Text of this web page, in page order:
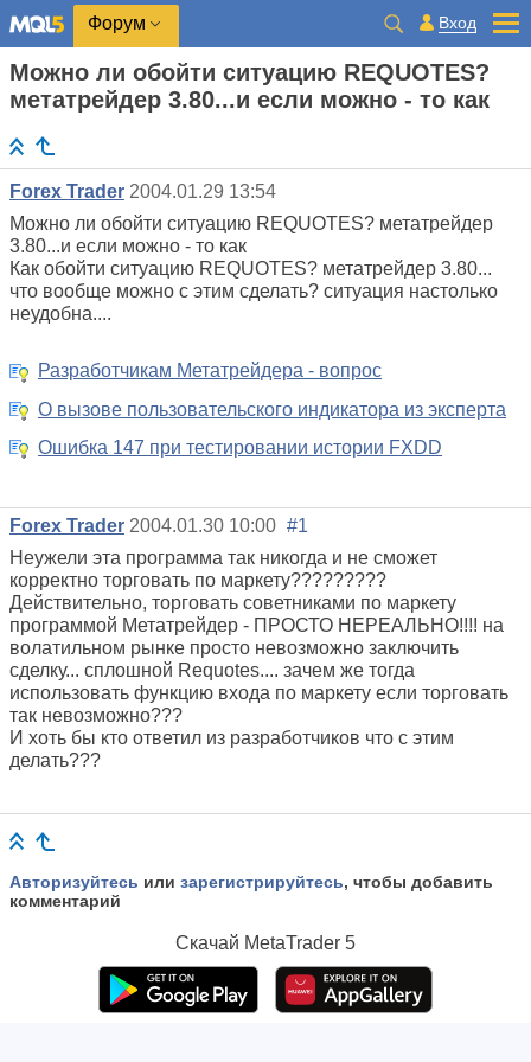
Форум Вход
Можно ли обойти ситуацию REQUOTES?
метатрейдер 3.80...и если можно - то как
Forex Trader 2004.01.29 13:54
Можно ли обойти ситуацию REQUOTES? метатрейдер
3.80...и если можно - то как
Как обойти ситуацию REQUOTES? метатрейдер 3.80...
что вообще можно с этим сделать? ситуация настолько
неудобна....
Разработчикам Метатрейдера - вопрос
О вызове пользовательского индикатора из эксперта
Ошибка 147 при тестировании истории FXDD
Forex Trader 2004.01.30 10:00 #1
Неужели эта программа так никогда и не сможет
корректно торговать по маркету?????????
Действительно, торговать советниками по маркету
программой Метатрейдер - ПРОСТО НЕРЕАЛЬНО!!!! на
волатильном рынке просто невозможно заключить
сделку... сплошной Requotes.... зачем же тогда
использовать функцию входа по маркету если торговать
так невозможно???
И хоть бы кто ответил из разработчиков что с этим
делать???
Авторизуйтесь или зарегистрируйтесь, чтобы добавить
комментарий
Скачай MetaTrader 5